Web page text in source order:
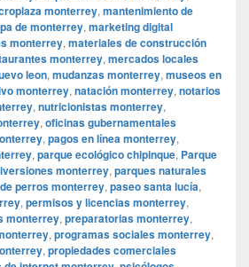
monterrey, mantenimiento de
de monterrey, marketing digital
monterrey, materiales de construcción
monterrey, mercados locales
leon, mudanzas monterrey, museos en
monterrey, natación monterrey, notarios
, nutricionistas monterrey,
, oficinas gubernamentales
, pagos en línea monterrey,
, parque ecológico chipinque, Parque
monterrey, parques naturales
perros monterrey, paseo santa lucía,
, permisos y licencias monterrey,
monterrey, preparatorias monterrey,
, programas sociales monterrey,
, propiedades comerciales